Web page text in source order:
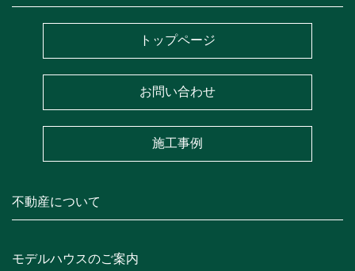
トップページ
お問い合わせ
施工事例
モデルハウスのご案内
不動産について